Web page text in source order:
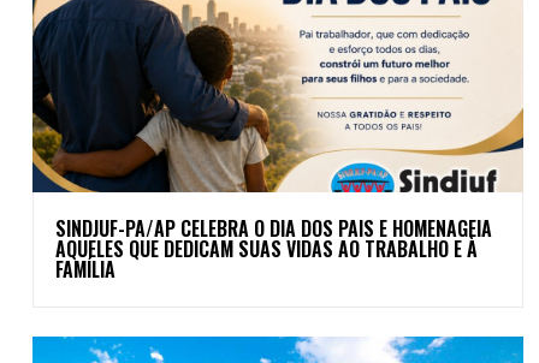
SINDJUF-PA/AP CELEBRA O DIA DOS PAIS E HOMENAGEIA
AQUELES QUE DEDICAM SUAS VIDAS AO TRABALHO E À
FAMÍLIA